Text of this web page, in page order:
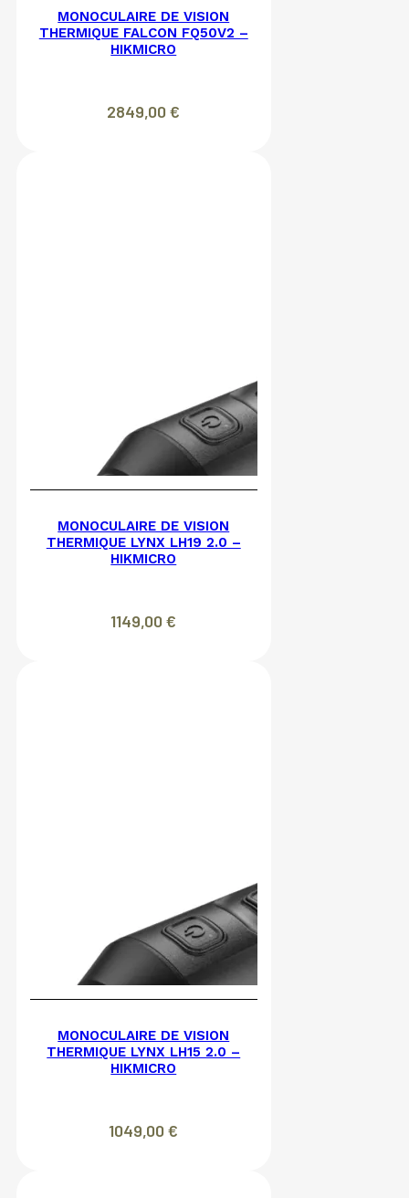
MONOCULAIRE DE VISION
THERMIQUE FALCON FQ50V2 –
HIKMICRO
2849,00€
MONOCULAIRE DE VISION
THERMIQUE LYNX LH19 2.0 –
HIKMICRO
1149,00€
MONOCULAIRE DE VISION
THERMIQUE LYNX LH15 2.0 –
HIKMICRO
1049,00€